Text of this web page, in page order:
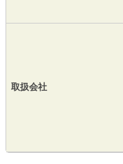
取扱会社